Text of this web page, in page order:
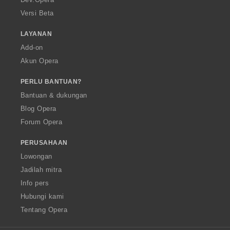
Versi Beta
LAYANAN
Add-on
Akun Opera
PERLU BANTUAN?
Bantuan & dukungan
Blog Opera
Forum Opera
PERUSAHAAN
Lowongan
Jadilah mitra
Info pers
Hubungi kami
Tentang Opera